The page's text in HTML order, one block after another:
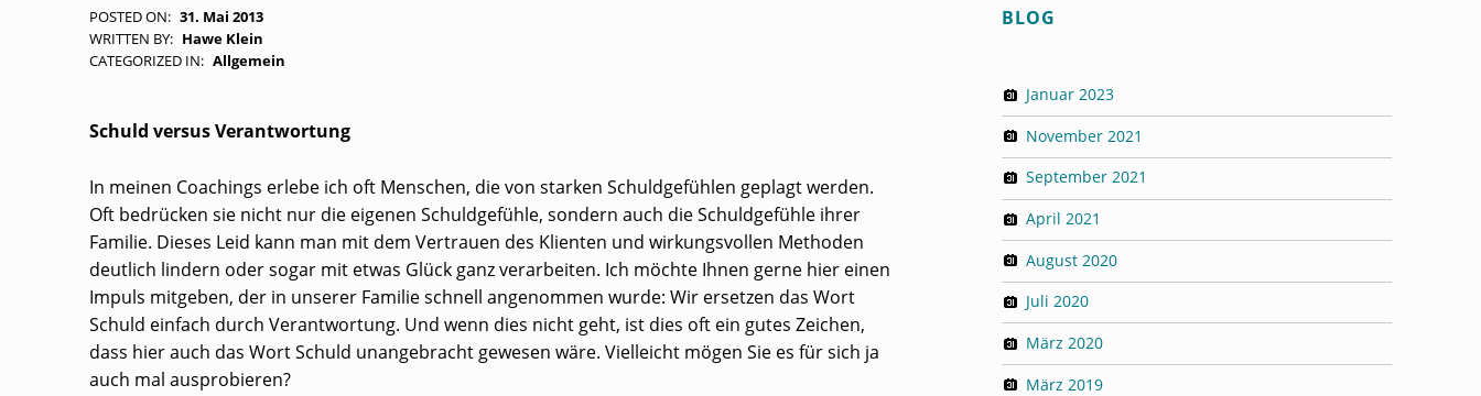
I
M
P
L
S
POSTED ON: 31. Mai 2013
WRITTEN BY: Hawe Klein
CATEGORIZED IN: Allgemein
Schuld versus Verantwortung
In meinen Coachings erlebe ich oft Menschen, die von starken Schuldgefühlen geplagt werden.
Oft bedrücken sie nicht nur die eigenen Schuldgefühle, sondern auch die Schuldgefühle ihrer
Familie. Dieses Leid kann man mit dem Vertrauen des Klienten und wirkungsvollen Methoden
deutlich lindern oder sogar mit etwas Glück ganz verarbeiten. Ich möchte Ihnen gerne hier einen
Impuls mitgeben, der in unserer Familie schnell angenommen wurde: Wir ersetzen das Wort
Schuld einfach durch Verantwortung. Und wenn dies nicht geht, ist dies oft ein gutes Zeichen,
dass hier auch das Wort Schuld unangebracht gewesen wäre. Vielleicht mögen Sie es für sich ja
auch mal ausprobieren?
BLOG
Januar 2023
November 2021
September 2021
April 2021
August 2020
Juli 2020
März 2020
März 2019